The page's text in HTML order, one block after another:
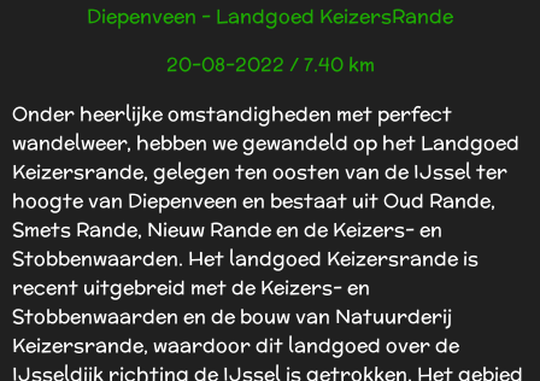
t
e
r
r
e
n
Diepenveen - Landgoed KeizersRande
20-08-2022 / 7.40 km
Onder heerlijke omstandigheden met perfect
wandelweer, hebben we gewandeld op het Landgoed
Keizersrande, gelegen ten oosten van de IJssel ter
hoogte van Diepenveen en bestaat uit Oud Rande,
Smets Rande, Nieuw Rande en de Keizers- en
Stobbenwaarden. Het landgoed Keizersrande is
recent uitgebreid met de Keizers- en
Stobbenwaarden en de bouw van Natuurderij
Keizersrande, waardoor dit landgoed over de
IJsseldijk richting de IJssel is getrokken. Het gebied